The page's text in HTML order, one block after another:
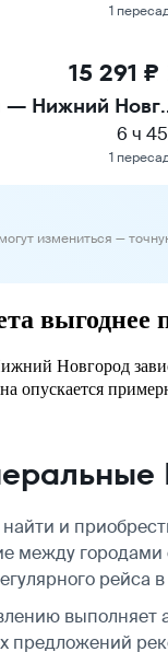
1
15 291 ₽
6 ч
1
измениться —
Новгород
опускается
и
между
рейса
выполняет
предложений